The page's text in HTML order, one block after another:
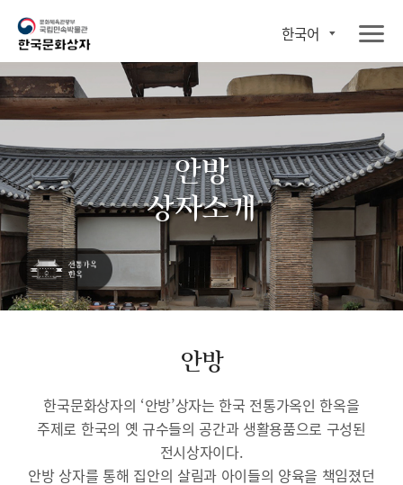
한국어
안방
상자소개
안방
한국문화상자의 ‘안방’상자는 한국 전통가옥인 한옥을
주제로 한국의 옛 규수들의 공간과 생활용품으로 구성된
전시상자이다.
안방 상자를 통해 집안의 살림과 아이들의 양육을 책임졌던